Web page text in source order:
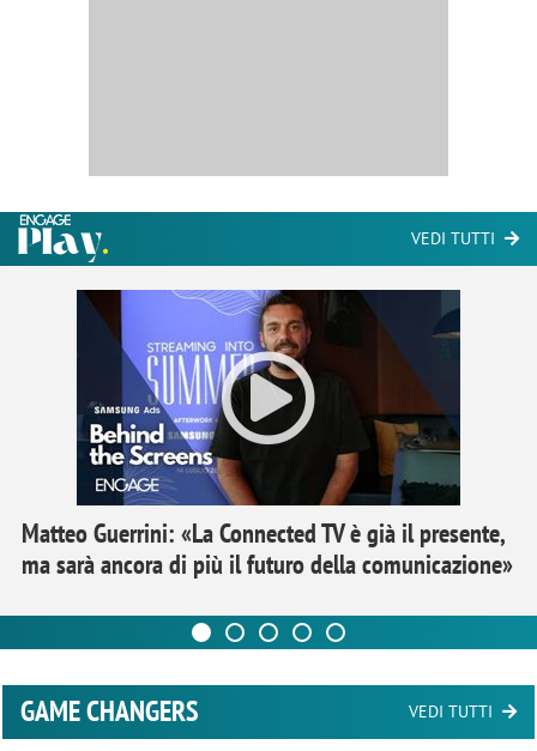
VEDI TUTTI
Matteo Guerrini: «La Connected TV è già il presente,
ma sarà ancora di più il futuro della comunicazione»
GAME CHANGERS VEDI TUTTI